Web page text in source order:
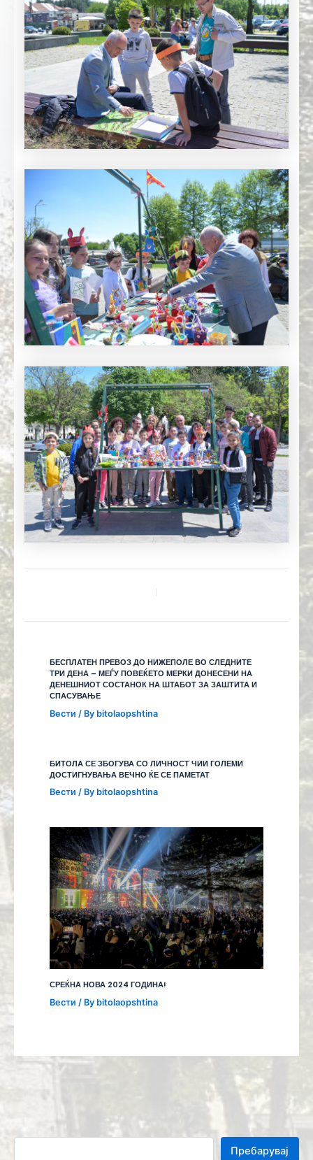
Пребарувај
БЕСПЛАТЕН ПРЕВОЗ ДО НИЖЕПОЛЕ ВО СЛЕДНИТЕ
ТРИ ДЕНА – МЕЃУ ПОВЕЌЕТО МЕРКИ ДОНЕСЕНИ НА
ДЕНЕШНИОТ СОСТАНОК НА ШТАБОТ ЗА ЗАШТИТА И
СПАСУВАЊЕ
Вести / By bitolaopshtina
БИТОЛА СЕ ЗБОГУВА СО ЛИЧНОСТ ЧИИ ГОЛЕМИ
ДОСТИГНУВАЊА ВЕЧНО ЌЕ СЕ ПАМЕТАТ
Вести / By bitolaopshtina
СРЕЌНА НОВА 2024 ГОДИНА!
Вести / By bitolaopshtina